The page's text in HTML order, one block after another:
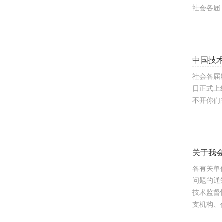
社会各届
中国技
社会各届
日正式
不开你们
关于我
各有关单
问题的
技术监督
支机构、